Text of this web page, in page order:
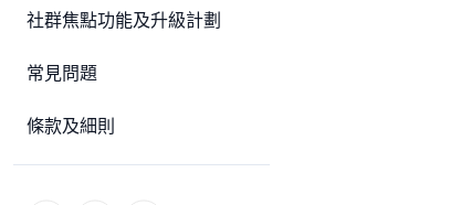
社群焦點功能及升級計劃
常見問題
條款及細則